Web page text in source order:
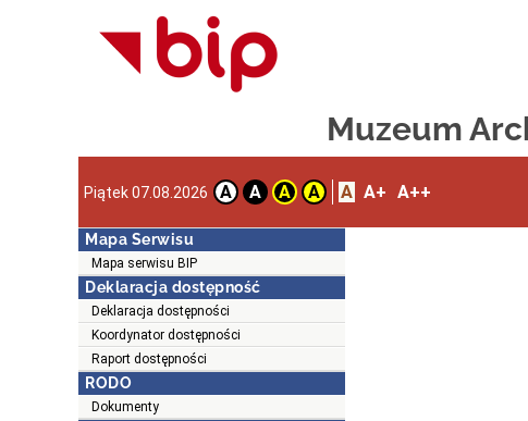
Muzeum
Piątek 07.08.2026 A A A A A A+ A++
Mapa Serwisu
Mapa serwisu BIP
Deklaracja dostępność
Deklaracja dostępności
Koordynator dostępności
Raport dostępności
RODO
Dokumenty